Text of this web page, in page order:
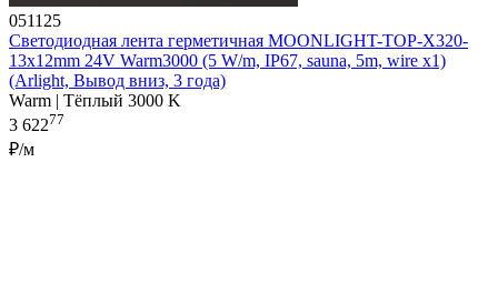
051125
Светодиодная лента герметичная MOONLIGHT-TOP-X320-
13x12mm 24V Warm3000 (5 W/m, IP67, sauna, 5m, wire x1)
(Arlight, Вывод вниз, 3 года)
Warm | Тёплый 3000 K
3 62277
₽/м